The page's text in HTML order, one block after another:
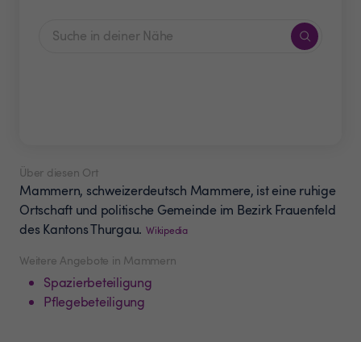
Weitere Angebote in Mammern
Spazierbeteiligung
Pflegebeteiligung
Über diesen Ort
Mammern, schweizerdeutsch Mammere, ist eine ruhige
Ortschaft und politische Gemeinde im Bezirk Frauenfeld
des Kantons Thurgau. Wikipedia